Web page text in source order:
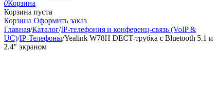
0Корзина
Корзина пуста
Корзина Оформить заказ
Главная/Каталог/IP-телефония и конференц-связь (VoIP &
UC)/IP-Телефоны/Yealink W78H DECT-трубка с Bluetooth 5.1 и
2.4" экраном